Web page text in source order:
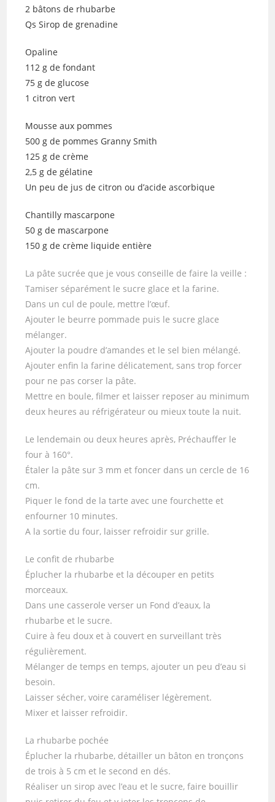
2 bâtons de rhubarbe
Qs Sirop de grenadine
Opaline
112 g de fondant
75 g de glucose
1 citron vert
Mousse aux pommes
500 g de pommes Granny Smith
125 g de crème
2,5 g de gélatine
Un peu de jus de citron ou d’acide ascorbique
Chantilly mascarpone
50 g de mascarpone
150 g de crème liquide entière
La pâte sucrée que je vous conseille de faire la veille :
Tamiser séparément le sucre glace et la farine.
Dans un cul de poule, mettre l’œuf.
Ajouter le beurre pommade puis le sucre glace
mélanger.
Ajouter la poudre d’amandes et le sel bien mélangé.
Ajouter enfin la farine délicatement, sans trop forcer
pour ne pas corser la pâte.
Mettre en boule, filmer et laisser reposer au minimum
deux heures au réfrigérateur ou mieux toute la nuit.
Le lendemain ou deux heures après, Préchauffer le
four à 160°.
Étaler la pâte sur 3 mm et foncer dans un cercle de 16
cm.
Piquer le fond de la tarte avec une fourchette et
enfourner 10 minutes.
A la sortie du four, laisser refroidir sur grille.
Le confit de rhubarbe
Éplucher la rhubarbe et la découper en petits
morceaux.
Dans une casserole verser un Fond d’eaux, la
rhubarbe et le sucre.
Cuire à feu doux et à couvert en surveillant très
régulièrement.
Mélanger de temps en temps, ajouter un peu d’eau si
besoin.
Laisser sécher, voire caraméliser légèrement.
Mixer et laisser refroidir.
La rhubarbe pochée
Éplucher la rhubarbe, détailler un bâton en tronçons
de trois à 5 cm et le second en dés.
Réaliser un sirop avec l’eau et le sucre, faire bouillir